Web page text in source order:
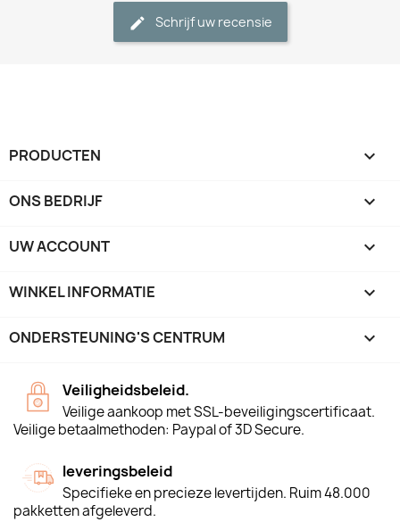
Schrijf uw recensie
PRODUCTEN 
ONS BEDRIJF 
UW ACCOUNT 
WINKEL INFORMATIE keyboard_arrow_down
ONDERSTEUNING'S CENTRUM 
Veiligheidsbeleid.
Veilige aankoop met SSL-beveiligingscertificaat.
Veilige betaalmethoden: Paypal of 3D Secure.
leveringsbeleid
Specifieke en precieze levertijden. Ruim 48.000
pakketten afgeleverd.